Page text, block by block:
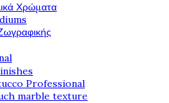
Χρώματα
Professional
marble texture